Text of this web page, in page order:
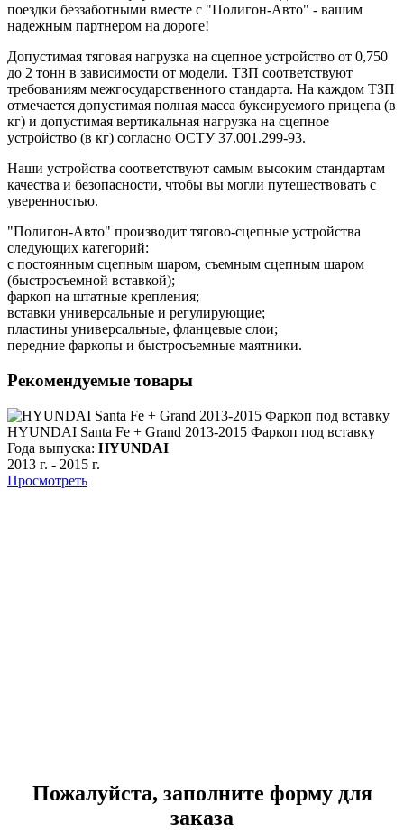
поездки беззаботными вместе с "Полигон-Авто" - вашим
надежным партнером на дороге!
Допустимая тяговая нагрузка на сцепное устройство от 0,750
до 2 тонн в зависимости от модели. ТЗП соответствуют
требованиям межгосударственного стандарта. На каждом ТЗП
отмечается допустимая полная масса буксируемого прицепа (в
кг) и допустимая вертикальная нагрузка на сцепное
устройство (в кг) согласно ОСТУ 37.001.299-93.
Наши устройства соответствуют самым высоким стандартам
качества и безопасности, чтобы вы могли путешествовать с
уверенностью.
"Полигон-Авто" производит тягово-сцепные устройства
следующих категорий:
с постоянным сцепным шаром, съемным сцепным шаром
(быстросъемной вставкой);
фаркоп на штатные крепления;
вставки универсальные и регулирующие;
пластины универсальные, фланцевые слои;
передние фаркопы и быстросъемные маятники.
Рекомендуемые товары
HYUNDAI Santa Fe + Grand 2013-2015 Фаркоп под вставку
Года выпуска: HYUNDAI
2013 г. - 2015 г.
Просмотреть
Пожалуйста, заполните форму для
заказа